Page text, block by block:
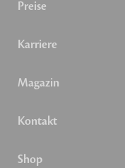
Preise
Karriere
Magazin
Kontakt
Shop